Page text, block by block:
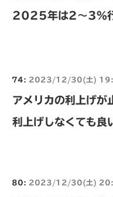
2025年は2〜3%行
74: 2023/12/30(土)
アメリカの利上げが
利上げしなくても良
80: 2023/12/30(土)